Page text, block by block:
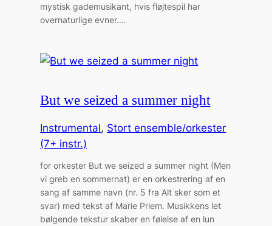
mystisk gademusikant, hvis fløjtespil har
overnaturlige evner.…
But we seized a summer night
Instrumental, Stort ensemble/orkester
(7+ instr.)
for orkester But we seized a summer night (Men
vi greb en sommernat) er en orkestrering af en
sang af samme navn (nr. 5 fra Alt sker som et
svar) med tekst af Marie Priem. Musikkens let
bølgende tekstur skaber en følelse af en lun